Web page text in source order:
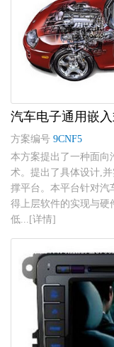
汽车电子通用嵌
方案编号 9CNF5
本方案提出了一种面向
术。提出了具体设计,
撑平台。本平台针对汽
得上层软件的实现与硬
低...[详情]